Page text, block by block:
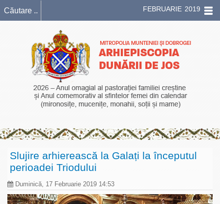
FEBRUARIE 2019
Slujire arhierească la Galați la începutul
perioadei Triodului
Duminică, 17 Februarie 2019 14:53